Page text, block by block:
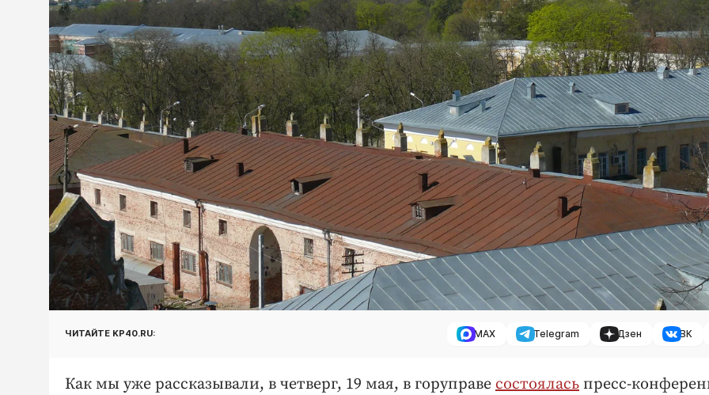
ЧИТАЙТЕ KP40.RU: MAX Telegram Дзен ВК
Как мы уже рассказывали, в четверг, 19 мая, в горуправе состоялась пресс-